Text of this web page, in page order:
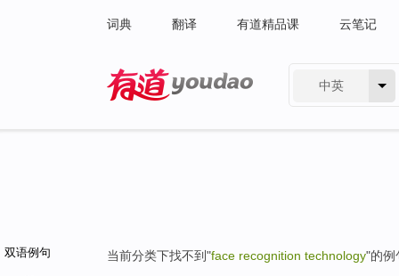
词典 翻译 有道精品课 云笔记
中英
双语例句 当前分类下找不到"face recognition technology"的例